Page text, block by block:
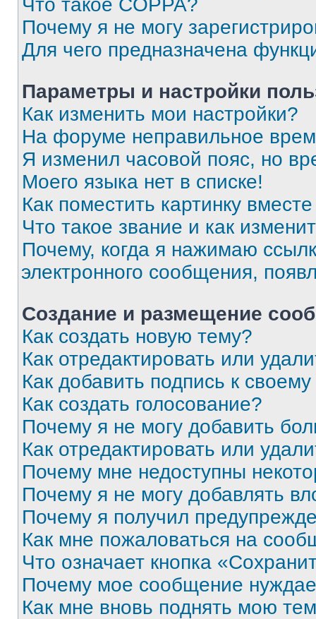
Что такое COPPA?
Почему я не могу
Для чего предназначена
Параметры и настройки
Как изменить мои настройки?
На форуме неправильное
Я изменил часовой пояс, но
Моего языка нет в списке!
Как поместить картинку
Что такое звание и как
Почему, когда я нажимаю
электронного сообщения,
Создание и размещение
Как создать новую тему?
Как отредактировать или
Как добавить подпись к
Как создать голосование?
Почему я не могу добавить
Как отредактировать или
Почему мне недоступны
Почему я не могу добавлять
Почему я получил
Как мне пожаловаться на
Что означает кнопка
Почему мое сообщение
Как мне вновь поднять мою